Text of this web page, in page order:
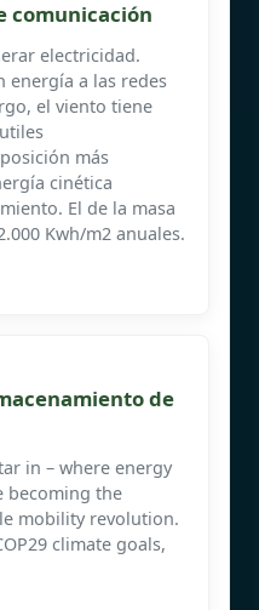
comunicación
electricidad.
energía a las redes
el viento tiene
más
cinética
El de la masa
Kwh/m2 anuales.
de
in – where energy
becoming the
mobility revolution.
climate goals,